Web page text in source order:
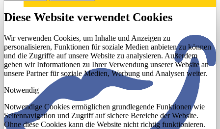
Diese Website verwendet Cookies
Wir verwenden Cookies, um Inhalte und Anzeigen zu
personalisieren, Funktionen für soziale Medien anbieten zu können
und die Zugriffe auf unsere Website zu analysieren. Außerdem
geben wir Informationen zu Ihrer Verwendung unserer Website an
unsere Partner für soziale Medien, Werbung und Analysen weiter.
Notwendig
Notwendige Cookies ermöglichen grundlegende Funktionen wie
Seitennavigation und Zugriff auf sichere Bereiche der Website.
Ohne diese Cookies kann die Website nicht richtig funktionieren.